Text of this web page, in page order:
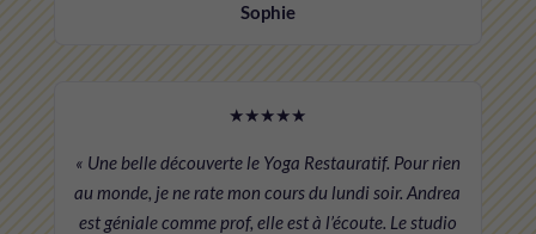
Sophie
★★★★★
« Une belle découverte le Yoga Restauratif. Pour rien
au monde, je ne rate mon cours du lundi soir. Andrea
est géniale comme prof, elle est à l’écoute. Le studio